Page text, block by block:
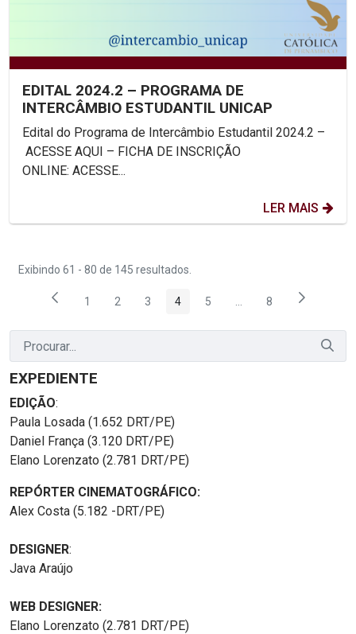
EDITAL 2024.2 – PROGRAMA DE
INTERCÂMBIO ESTUDANTIL UNICAP
Edital do Programa de Intercâmbio Estudantil 2024.2 –
ACESSE AQUI – FICHA DE INSCRIÇÃO
ONLINE: ACESSE...
LER MAIS
Exibindo 61 - 80 de 145 resultados.
Página
1 Página
2 Página
3 Página
4 Página
5 PáginasPágina
8
EXPEDIENTE
EDIÇÃO:
Paula Losada (1.652 DRT/PE)
Daniel França (3.120 DRT/PE)
Elano Lorenzato (2.781 DRT/PE)
REPÓRTER CINEMATOGRÁFICO:
Alex Costa (5.182 -DRT/PE)
DESIGNER:
Java Araújo
WEB DESIGNER:
Elano Lorenzato (2.781 DRT/PE)